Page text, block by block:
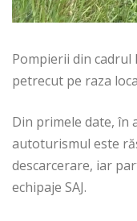
Pompierii din
petrecut pe raza
Din primele date, în
autoturismul este
descarcerare, iar
echipaje SAJ.